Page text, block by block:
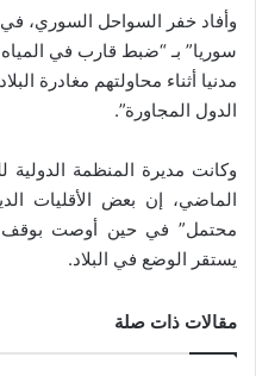
وأفاد خفر السواحل السوري،
مدنيا أثناء محاولتهم مغادرة
الدول المجاورة”.
وكانت مديرة المنظمة الدولية
الماضي، إن بعض الأقليات
محتمل” في حين أوصت بوقف
يستقر الوضع في البلاد.
مقالات ذات صلة